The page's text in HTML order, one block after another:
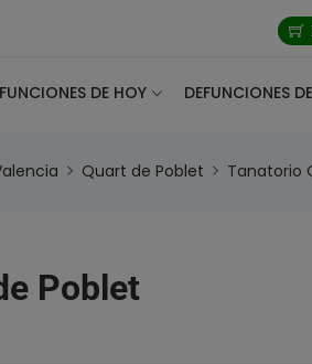
DE HOY DEFUNCIONES
Quart de Poblet Tanatorio
Poblet